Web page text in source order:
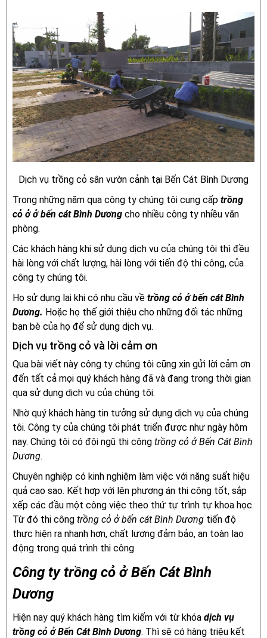
Dịch vụ trồng cỏ sân vườn cảnh tại Bến Cát Bình Dương
Trong những năm qua công ty chúng tôi cung cấp trồng
cỏ ở ở bến cát Bình Dương cho nhiều công ty nhiều văn
phòng.
Các khách hàng khi sử dụng dịch vụ của chúng tôi thì đều
hài lòng với chất lượng, hài lòng với tiến độ thi công, của
công ty chúng tôi.
Họ sử dụng lại khi có nhu cầu về trồng cỏ ở bến cát Bình
Dương. Hoặc họ thế giới thiệu cho những đối tác những
bạn bè của họ để sử dụng dịch vụ.
Dịch vụ trồng cỏ và lời cảm ơn
Qua bài viết này công ty chúng tôi cũng xin gửi lời cảm ơn
đến tất cả mọi quý khách hàng đã và đang trong thời gian
qua sử dụng dịch vụ của chúng tôi.
Nhờ quý khách hàng tin tưởng sử dụng dịch vụ của chúng
tôi. Công ty của chúng tôi phát triển được như ngày hôm
nay. Chúng tôi có đội ngũ thi công trồng cỏ ở Bến Cát Bình
Dương.
Chuyên nghiệp có kinh nghiệm làm việc với năng suất hiệu
quả cao sao. Kết hợp với lên phương án thi công tốt, sắp
xếp các đầu một công việc theo thứ tự trình tự khoa học.
Từ đó thi công trồng cỏ ở bến cát Bình Dương tiến độ
thực hiện ra nhanh hơn, chất lượng đảm bảo, an toàn lao
động trong quá trình thi công
Công ty trồng cỏ ở Bến Cát Bình
Dương
Hiện nay quý khách hàng tìm kiếm với từ khóa dịch vụ
trồng cỏ ở Bến Cát Bình Dương. Thì sẽ có hàng triệu kết